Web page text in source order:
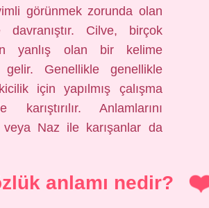
görünmek zorunda olan
Cilve, birçok
yanlış olan bir kelime
gelir. Genellikle genellikle
için yapılmış çalışma
Anlamlarını
veya Naz ile karışanlar da
anlamı nedir?